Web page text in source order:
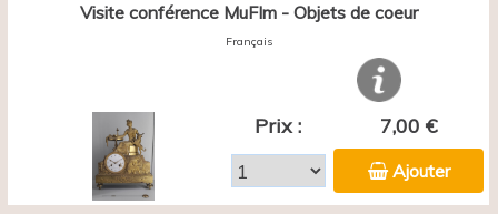
Visite conférence MuFIm - Objets de coeur
Français
Prix : 7,00 €
Ajouter